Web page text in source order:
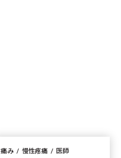
痛み 慢性疼痛 医師